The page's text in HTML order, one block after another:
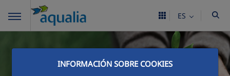
INFORMACIÓN SOBRE COOKIES
ES